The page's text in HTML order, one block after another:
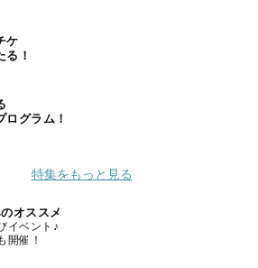
ケ
る！
ログラム！
特集をもっと見る
オススメ
イベント♪
開催！